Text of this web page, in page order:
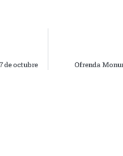
de octubre Ofrenda